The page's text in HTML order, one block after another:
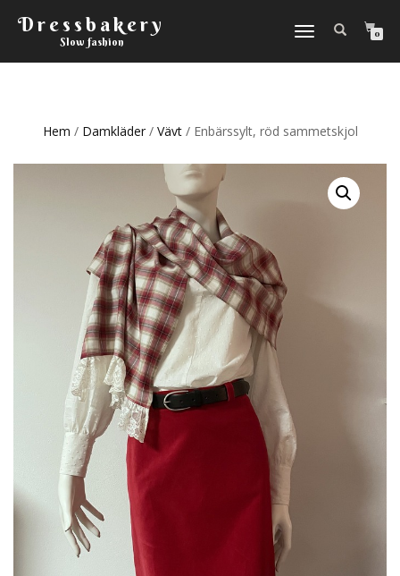
Dressbakery
Slow fashion
Slå
navigering
0
Hem / Damkläder/ Vävt/ Enbärssylt, röd sammetskjol